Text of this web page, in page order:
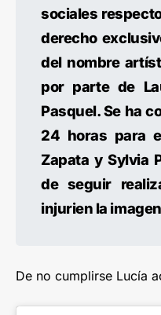
sociales
derecho
del nombre
por parte de
Pasquel. Se ha
24 horas para
Zapata y Sylvia
de seguir
injurien la
De no cumplirse Lucía